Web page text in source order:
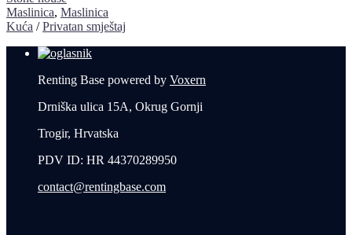
Maslinica, Maslinica
Kuća /Privatan smještaj
Renting Base powered by Voxern
Drniška ulica 15A, Okrug Gornji
Trogir, Hrvatska
PDV ID: HR 44370289950
contact@rentingbase.com